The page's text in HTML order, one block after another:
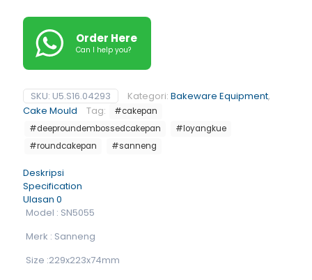
Order Here
Can I help you?
SKU: U5.S16.04293 Kategori: Bakeware Equipment,
Cake Mould
Tag:
#cakepan
#deeproundembossedcakepan
#loyangkue
#roundcakepan
#sanneng
Deskripsi
Specification
Ulasan 0
Model : SN5055
Merk : Sanneng
Size :229x223x74mm